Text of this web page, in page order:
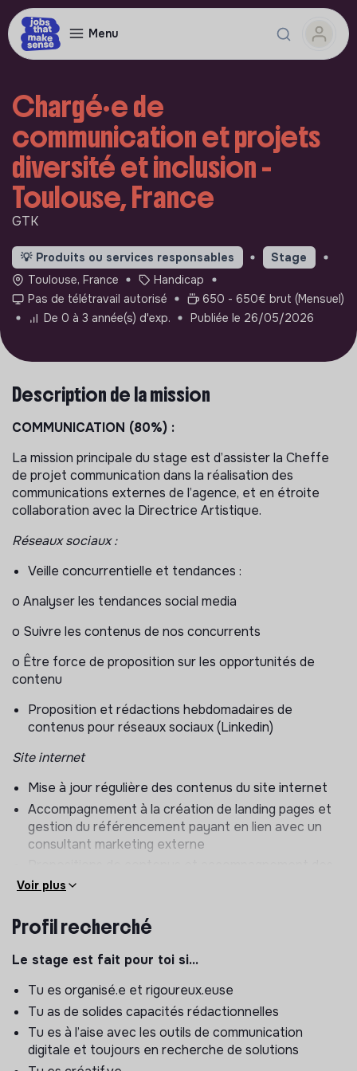
Menu
Chargé·e de
communication et projets
diversité et inclusion -
Toulouse, France
GTK
💡 Produits ou services responsables
Stage
Toulouse, France
Handicap
Pas de télétravail autorisé
650 - 650€ brut (Mensuel)
De 0 à 3 année(s) d'exp.
Publiée le 26/05/2026
Description de la mission
COMMUNICATION (80%) :
La mission principale du stage est d’assister la Cheffe
de projet communication dans la réalisation des
communications externes de l’agence, et en étroite
collaboration avec la Directrice Artistique.
Réseaux sociaux :
Veille concurrentielle et tendances :
o Analyser les tendances social media
o Suivre les contenus de nos concurrents
o Être force de proposition sur les opportunités de
contenu
Proposition et rédactions hebdomadaires de
contenus pour réseaux sociaux (Linkedin)
Site internet
Mise à jour régulière des contenus du site internet
Accompagnement à la création de landing pages et
gestion du référencement payant en lien avec un
consultant marketing externe
expert.es dans la rédaction d'articles de blog et de
Newsletter mensuelle de Goods to Know :
Recueil des contenus auprès de l’équipe
Accompagnement à la rédaction et diffusion
Evénementiel :
Co-organisation des temps forts externes à
destination des clients (webinaires, petit-déjeuner,
Voir plus
Profil recherché
Le stage est fait pour toi si…
Tu es organisé.e et rigoureux.euse
Tu as de solides capacités rédactionnelles
Tu es à l’aise avec les outils de communication
digitale et toujours en recherche de solutions